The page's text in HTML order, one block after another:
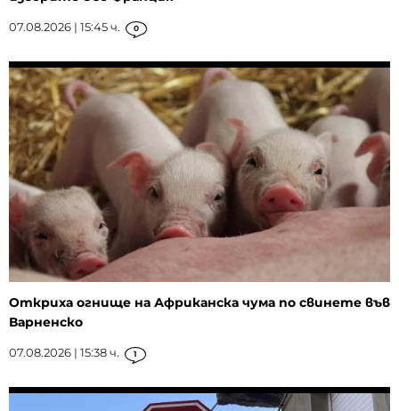
07.08.2026 | 15:45 ч. 0
Откриха огнище на Африканска чума по свинете във
Варненско
07.08.2026 | 15:38 ч. 1